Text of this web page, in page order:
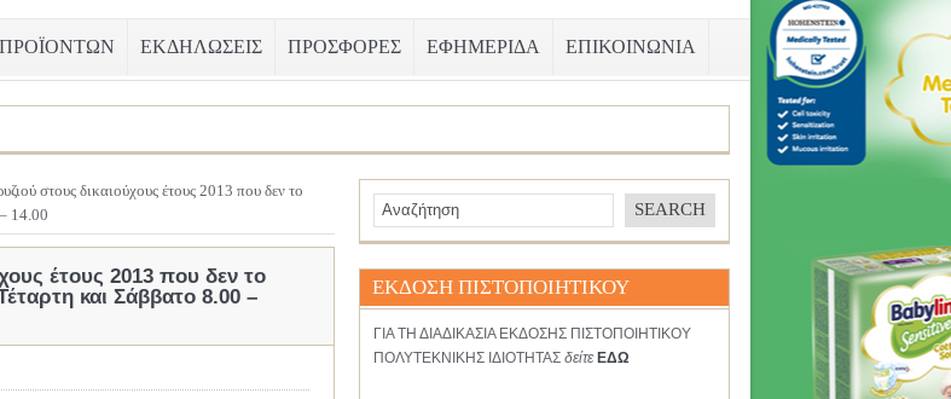
ΕΚΔΗΛΩΣΕΙΣ ΠΡΟΣΦΟΡΕΣ ΕΦΗΜΕΡΙΔΑ ΕΠΙΚΟΙΝΩΝΙΑ
στους δικαιούχους έτους 2013 που δεν το
14.00
έτους 2013 που δεν το
και Σάββατο 8.00 –
ΕΚΔΟΣΗ ΠΙΣΤΟΠΟΙΗΤΙΚΟΥ
ΓΙΑ ΤΗ ΔΙΑΔΙΚΑΣΙΑ ΕΚΔΟΣΗΣ ΠΙΣΤΟΠΟΙΗΤΙΚΟΥ
ΠΟΛΥΤΕΚΝΙΚΗΣ ΙΔΙΟΤΗΤΑΣ δείτε ΕΔΩ